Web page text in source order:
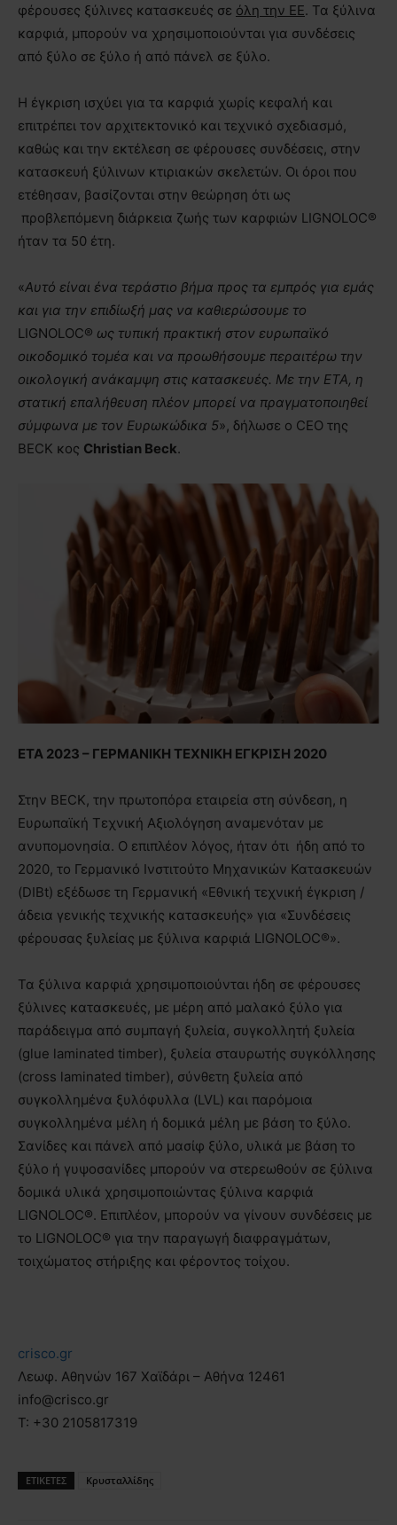
φέρουσες ξύλινες κατασκευές σε όλη την ΕΕ. Τα ξύλινα
καρφιά, μπορούν να χρησιμοποιούνται για συνδέσεις
από ξύλο σε ξύλο ή από πάνελ σε ξύλο.
Η έγκριση ισχύει για τα καρφιά χωρίς κεφαλή και
επιτρέπει τον αρχιτεκτονικό και τεχνικό σχεδιασμό,
καθώς και την εκτέλεση σε φέρουσες συνδέσεις, στην
κατασκευή ξύλινων κτιριακών σκελετών. Οι όροι που
ετέθησαν, βασίζονται στην θεώρηση ότι ως
προβλεπόμενη διάρκεια ζωής των καρφιών LIGNOLOC®
ήταν τα 50 έτη.
«Αυτό είναι ένα τεράστιο βήμα προς τα εμπρός για εμάς
και για την επιδίωξή μας να καθιερώσουμε το
LIGNOLOC® ως τυπική πρακτική στον ευρωπαϊκό
οικοδομικό τομέα και να προωθήσουμε περαιτέρω την
οικολογική ανάκαμψη στις κατασκευές. Με την ETA, η
στατική επαλήθευση πλέον μπορεί να πραγματοποιηθεί
σύμφωνα με τον Ευρωκώδικα 5», δήλωσε ο CEO της
BECK κος Christian Beck.
ETA 2023 – ΓΕΡΜΑΝΙΚΗ ΤΕΧΝΙΚΗ ΕΓΚΡΙΣΗ 2020
Στην BECK, την πρωτοπόρα εταιρεία στη σύνδεση, η
Ευρωπαϊκή Τεχνική Αξιολόγηση αναμενόταν με
ανυπομονησία. Ο επιπλέον λόγος, ήταν ότι ήδη από το
2020, το Γερμανικό Ινστιτούτο Μηχανικών Κατασκευών
(DIBt) εξέδωσε τη Γερμανική «Εθνική τεχνική έγκριση /
άδεια γενικής τεχνικής κατασκευής» για «Συνδέσεις
φέρουσας ξυλείας με ξύλινα καρφιά LIGNOLOC®».
Τα ξύλινα καρφιά χρησιμοποιούνται ήδη σε φέρουσες
ξύλινες κατασκευές, με μέρη από μαλακό ξύλο για
παράδειγμα από συμπαγή ξυλεία, συγκολλητή ξυλεία
(glue laminated timber), ξυλεία σταυρωτής συγκόλλησης
(cross laminated timber), σύνθετη ξυλεία από
συγκολλημένα ξυλόφυλλα (LVL) και παρόμοια
συγκολλημένα μέλη ή δομικά μέλη με βάση το ξύλο.
Σανίδες και πάνελ από μασίφ ξύλο, υλικά με βάση το
ξύλο ή γυψοσανίδες μπορούν να στερεωθούν σε ξύλινα
δομικά υλικά χρησιμοποιώντας ξύλινα καρφιά
LIGNOLOC®. Επιπλέον, μπορούν να γίνουν συνδέσεις με
το LIGNOLOC® για την παραγωγή διαφραγμάτων,
τοιχώματος στήριξης και φέροντος τοίχου.
crisco.gr
Λεωφ. Αθηνών 167 Χαϊδάρι – Αθήνα 12461
info@crisco.gr
T: +30 2105817319
ΕΤΙΚΕΤΕΣ Κρυσταλλίδης